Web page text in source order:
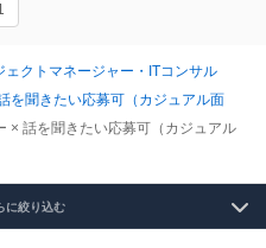
ェクトマネージャー・ITコンサル
を聞きたい応募可（カジュアル面
× 話を聞きたい応募可（カジュアル
に絞り込む